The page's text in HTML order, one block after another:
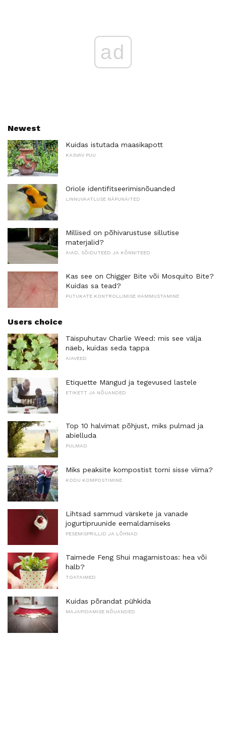
ad
Newest
Kuidas istutada maasikapott
KASVAV PUU
Oriole identifitseerimisnõuanded
LINNUVAATLUSE NÄPUNÄITED
Millised on põhivarustuse sillutise
materjalid?
AIAD, SÕIDUTEED JA KÕNNITEED
Kas see on Chigger Bite või Mosquito Bite?
Kuidas sa tead?
PUTUKATE KONTROLLIMISE HAMMUSTAMINE
Users choice
Täispuhutav Charlie Weed: mis see välja
näeb, kuidas seda tappa
AIAVEED
Etiquette Mängud ja tegevused lastele
ETIKETT JA NÕUANDED
Top 10 halvimat põhjust, miks pulmad ja
abielluda
PULMAD
Miks peaksite kompostist torni sisse viima?
KODU KOMPOSTIMINE
Lihtsad sammud värskete ja vanade
jogurtipruunide eemaldamiseks
PESEMISPRILLID JA LÕHNAD
Taimede Feng Shui magamistoas: hea või
halb?
TOATAIMED
Kuidas põrandat pühkida
MAJAPIDAMISE NÕUANDED